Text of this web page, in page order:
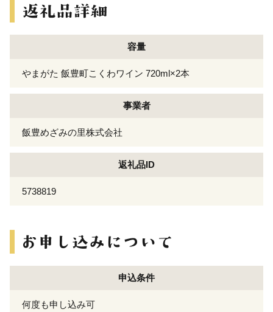
容量
やまがた 飯豊町こくわワイン 720ml×2本
事業者
飯豊めざみの里株式会社
返礼品ID
5738819
申込条件
何度も申し込み可